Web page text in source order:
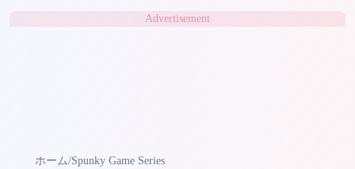
Advertisement
ホーム/Spunky Game Series